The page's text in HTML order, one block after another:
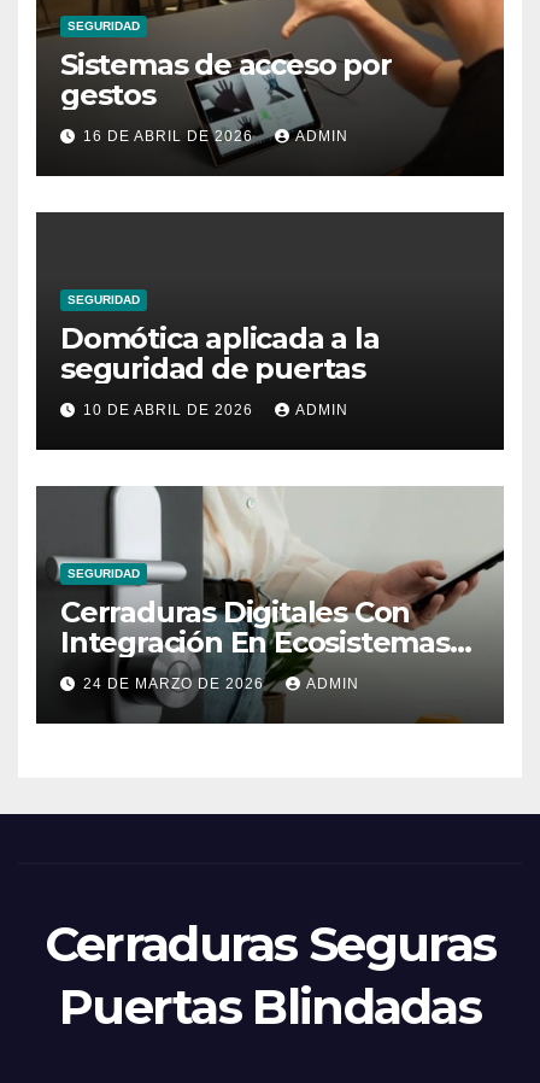
SEGURIDAD
Sistemas de acceso por
gestos
16 DE ABRIL DE 2026 ADMIN
SEGURIDAD
Domótica aplicada a la
seguridad de puertas
10 DE ABRIL DE 2026 ADMIN
SEGURIDAD
Cerraduras Digitales Con
Integración En Ecosistemas
Domóticos
24 DE MARZO DE 2026 ADMIN
Cerraduras Seguras
Puertas Blindadas